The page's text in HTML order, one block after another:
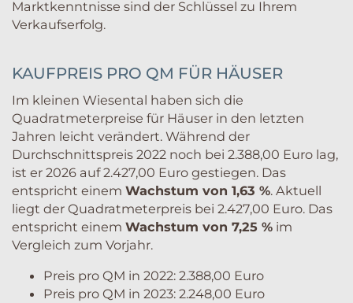
Marktkenntnisse sind der Schlüssel zu Ihrem
Verkaufserfolg.
KAUFPREIS PRO QM FÜR HÄUSER
Im kleinen Wiesental haben sich die
Quadratmeterpreise für Häuser in den letzten
Jahren leicht verändert. Während der
Durchschnittspreis 2022 noch bei 2.388,00 Euro lag,
ist er 2026 auf 2.427,00 Euro gestiegen. Das
entspricht einem Wachstum von 1,63 %. Aktuell
liegt der Quadratmeterpreis bei 2.427,00 Euro. Das
entspricht einem Wachstum von 7,25 % im
Vergleich zum Vorjahr.
Preis pro QM in 2022: 2.388,00 Euro
Preis pro QM in 2023: 2.248,00 Euro